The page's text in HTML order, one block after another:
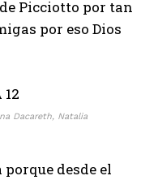
Picciotto por tan
por eso Dios
Dacareth, Natalia
desde el